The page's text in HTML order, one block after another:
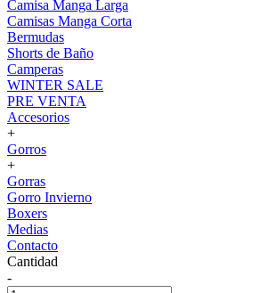
Camisa Manga Larga
Camisas Manga Corta
Bermudas
Shorts de Baño
Camperas
WINTER SALE
PRE VENTA
Accesorios
+
Gorros
+
Gorras
Gorro Invierno
Boxers
Medias
Contacto
Cantidad
-